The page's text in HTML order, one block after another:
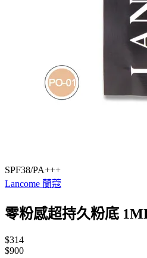
SPF38/PA+++
Lancome 蘭蔻
零粉感超持久粉底
$314
$900